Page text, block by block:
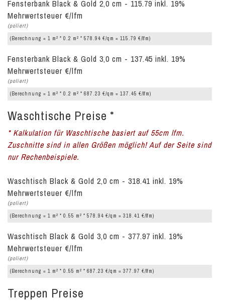
Fensterbank Black & Gold 2,0 cm - 115.79 inkl. 19%
Mehrwertsteuer €/lfm
(poliert)
(Berechnung = 1 m 2 * 0.2 m 2 * 578.94 €/qm = 115.79 €/lfm)
Fensterbank Black & Gold 3,0 cm - 137.45 inkl. 19%
Mehrwertsteuer €/lfm
(poliert)
(Berechnung = 1 m 2 * 0.2 m 2 * 687.23 €/qm = 137.45 €/lfm)
Waschtische Preise *
* Kalkulation für Waschtische basiert auf 55cm lfm.
Zuschnitte sind in allen Größen möglich! Auf der Seite sind
nur Rechenbeispiele.
Waschtisch Black & Gold 2,0 cm - 318.41 inkl. 19%
Mehrwertsteuer €/lfm
(poliert)
(Berechnung = 1 m 2 * 0.55 m 2 * 578.94 €/qm = 318.41 €/lfm)
Waschtisch Black & Gold 3,0 cm - 377.97 inkl. 19%
Mehrwertsteuer €/lfm
(poliert)
(Berechnung = 1 m 2 * 0.55 m 2 * 687.23 €/qm = 377.97 €/lfm)
Treppen Preise